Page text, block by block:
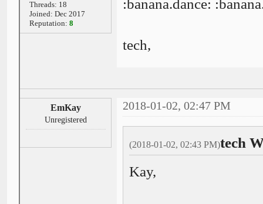
Threads: 18
Joined: Dec 2017
Reputation: 8
:banana.dance:
tech,
EmKay
Unregistered
2018-01-02, 02:47 PM
(2018-01-02, 02:43 PM)tech
Kay,